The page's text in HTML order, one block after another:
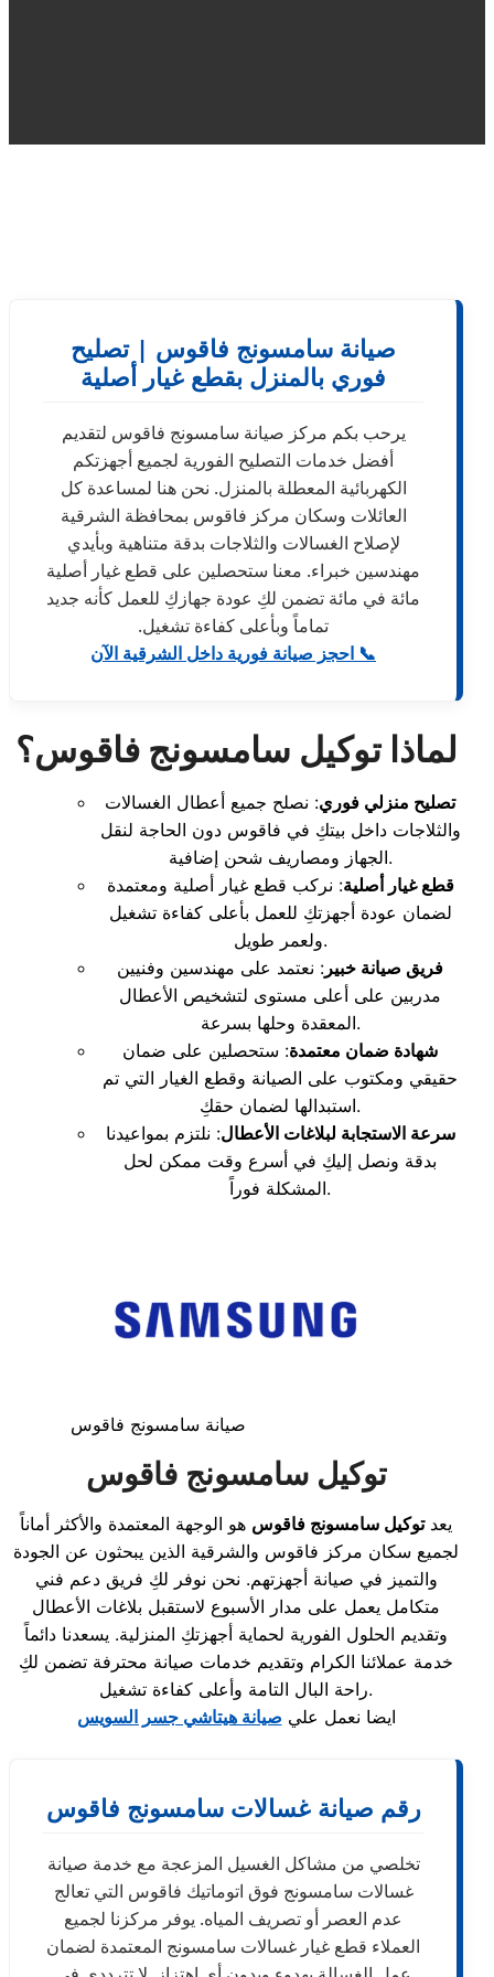
صيانة سامسونج فاقوس | تصليح
فوري بالمنزل بقطع غيار أصلية
يرحب بكم مركز صيانة سامسونج فاقوس لتقديم
أفضل خدمات التصليح الفورية لجميع أجهزتكم
الكهربائية المعطلة بالمنزل. نحن هنا لمساعدة كل
العائلات وسكان مركز فاقوس بمحافظة الشرقية
لإصلاح الغسالات والثلاجات بدقة متناهية وبأيدي
مهندسين خبراء. معنا ستحصلين على قطع غيار أصلية
مائة في مائة تضمن لكِ عودة جهازكِ للعمل كأنه جديد
تماماً وبأعلى كفاءة تشغيل.
📞 احجز صيانة فورية داخل الشرقية الآن
لماذا توكيل سامسونج فاقوس؟
تصليح منزلي فوري: نصلح جميع أعطال الغسالات
والثلاجات داخل بيتكِ في فاقوس دون الحاجة لنقل
الجهاز ومصاريف شحن إضافية.
قطع غيار أصلية: نركب قطع غيار أصلية ومعتمدة
لضمان عودة أجهزتكِ للعمل بأعلى كفاءة تشغيل
ولعمر طويل.
فريق صيانة خبير : نعتمد على مهندسين وفنيين
مدربين على أعلى مستوى لتشخيص الأعطال
المعقدة وحلها بسرعة.
شهادة ضمان معتمدة: ستحصلين على ضمان
حقيقي ومكتوب على الصيانة وقطع الغيار التي تم
استبدالها لضمان حقكِ.
سرعة الاستجابة لبلاغات الأعطال: نلتزم بمواعيدنا
بدقة ونصل إليكِ في أسرع وقت ممكن لحل
المشكلة فوراً.
صيانة سامسونج فاقوس
توكيل سامسونج فاقوس
يعدتوكيل سامسونج فاقوس هو الوجهة المعتمدة والأكثر أماناً
لجميع سكان مركز فاقوس والشرقية الذين يبحثون عن الجودة
والتميز في صيانة أجهزتهم. نحن نوفر لكِ فريق دعم فني
متكامل يعمل على مدار الأسبوع لاستقبل بلاغات الأعطال
وتقديم الحلول الفورية لحماية أجهزتكِ المنزلية. يسعدنا دائماً
خدمة عملائنا الكرام وتقديم خدمات صيانة محترفة تضمن لكِ
راحة البال التامة وأعلى كفاءة تشغيل.
ايضا نعمل علي صيانة هيتاشي جسر السويس
رقم صيانة غسالات سامسونج فاقوس
تخلصي من مشاكل الغسيل المزعجة مع خدمة صيانة
غسالات سامسونج فوق اتوماتيك فاقوس التي تعالج
عدم العصر أو تصريف المياه. يوفر مركزنا لجميع
العملاء قطع غيار غسالات سامسونج المعتمدة لضمان